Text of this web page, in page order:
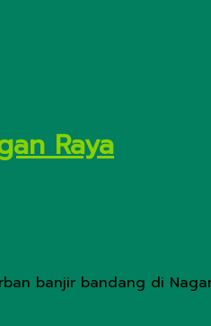
Raya
banjir bandang di